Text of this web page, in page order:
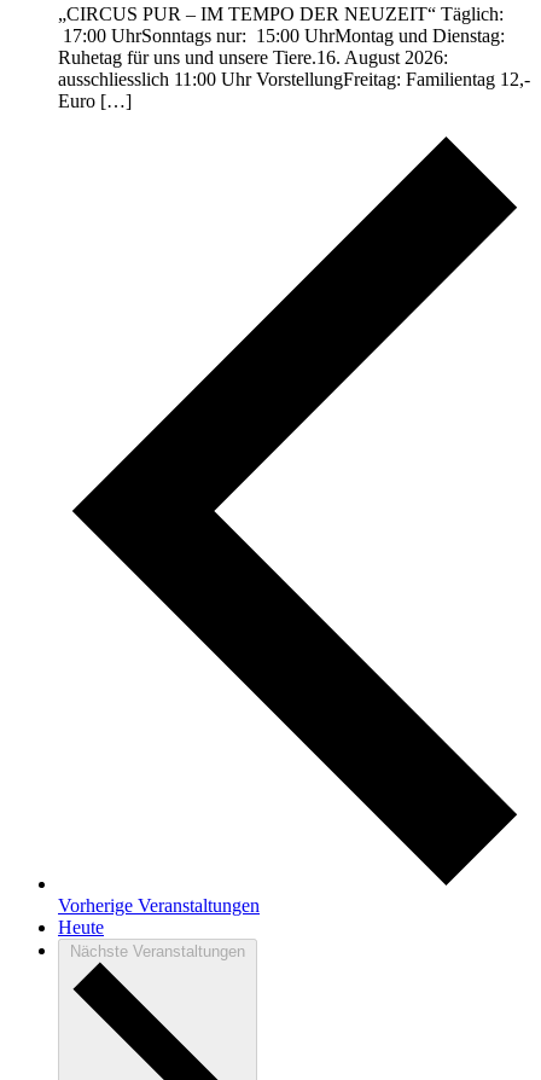
„CIRCUS PUR – IM TEMPO DER NEUZEIT“ Täglich:
17:00 UhrSonntags nur: 15:00 UhrMontag und Dienstag:
Ruhetag für uns und unsere Tiere.16. August 2026:
ausschliesslich 11:00 Uhr VorstellungFreitag: Familientag 12,-
Euro […]
Vorherige Veranstaltungen
Heute
Nächste Veranstaltungen